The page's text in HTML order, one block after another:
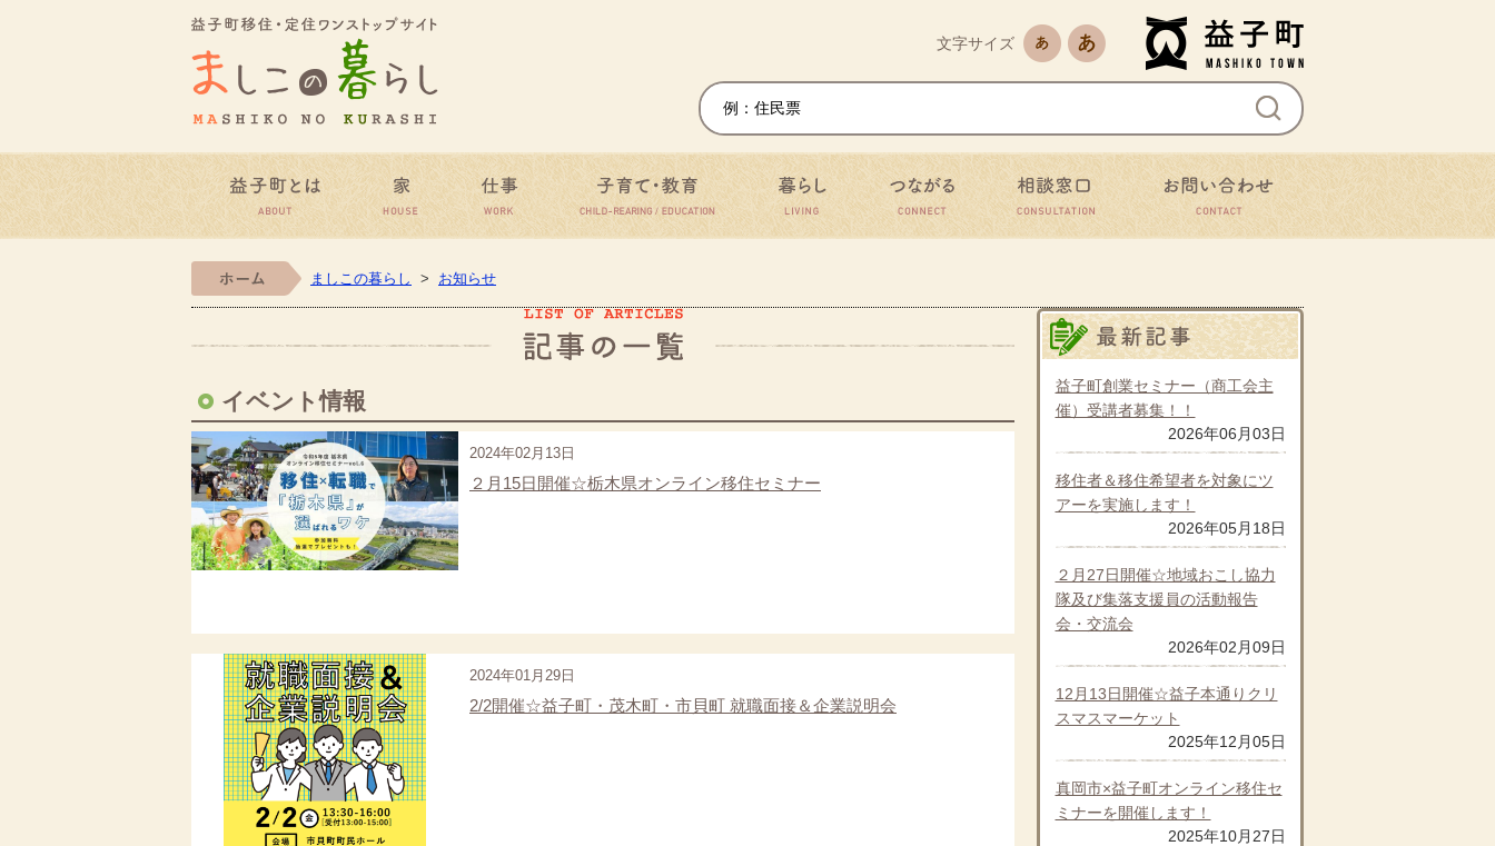
文字サイズ
文字サイズを縮小
文字サイズを拡大
益子町とは 家 仕事 子育て・教育 暮らし つながる 相談窓口 お問い合わせ
ホーム
ましこの暮らし > お知らせ
記事の一覧
イベント情報
2024年02月13日
２月15日開催☆栃木県オンライン移住セミナー
2024年01月29日
2/2開催☆益子町・茂木町・市貝町 就職面接＆企業説明会
詳細を見る
2026年06月03日
益子町創業セミナー（商工会主
催）受講者募集！！
2026年05月18日
移住者＆移住希望者を対象にツ
アーを実施します！
2026年02月09日
２月27日開催☆地域おこし協力
隊及び集落支援員の活動報告
会・交流会
2025年12月05日
12月13日開催☆益子本通りクリ
スマスマーケット
2025年10月27日
真岡市×益子町オンライン移住セ
ミナーを開催します！